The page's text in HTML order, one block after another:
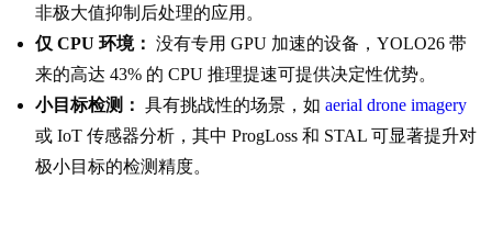
非极大值抑制后处理的应用。
仅 CPU 环境： 没有专用 GPU 加速的设备，YOLO26 带
来的高达 43% 的 CPU 推理提速可提供决定性优势。
小目标检测： 具有挑战性的场景，如 aerial drone imagery
或 IoT 传感器分析，其中 ProgLoss 和 STAL 可显著提升对
极小目标的检测精度。